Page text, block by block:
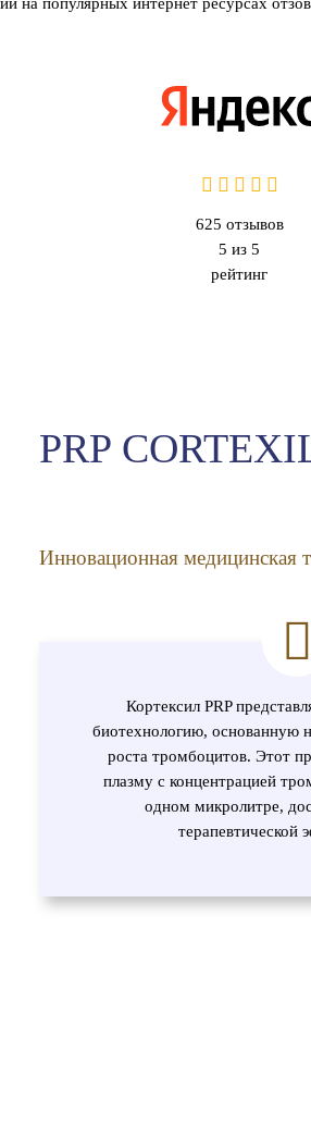
625 отзывов
5 из 5
рейтинг
PRP
Инновационная медицинская
Кортексил PRP
биотехнологию, основанную
роста тромбоцитов. Этот
плазму с концентрацией
одном микролитре,
терапевтической